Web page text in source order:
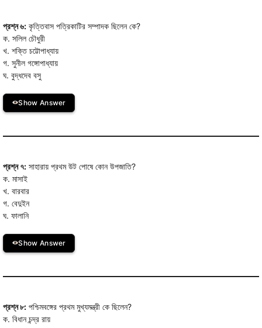
প্রশ্ন ৬: কৃত্তিবাস পত্রিকাটির সম্পাদক ছিলেন কে?
ক. সলিল চৌধুরী
খ. শক্তি চট্টোপাধ্যায়
গ. সুনীল গঙ্গোপাধ্যায়
ঘ. বুদ্ধদেব বসু
Show Answer
প্রশ্ন ৭: সাহারায় প্রথম উট পোষে কোন উপজাতি?
ক. মাসাই
খ. বারবার
গ. বেদুইন
ঘ. ফালানি
Show Answer
প্রশ্ন ৮: পশ্চিমবঙ্গের প্রথম মুখ্যমন্ত্রী কে ছিলেন?
ক. বিধান চন্দ্র রায়